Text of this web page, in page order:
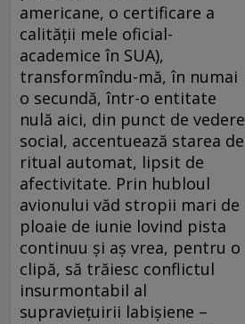
americane, o certificare a
calităţii mele oficial-
academice în SUA),
transformîndu-mă, în numai
o secundă, într-o entitate
nulă aici, din punct de vedere
social, accentuează starea de
ritual automat, lipsit de
afectivitate. Prin hubloul
avionului văd stropii mari de
ploaie de iunie lovind pista
continuu şi aş vrea, pentru o
clipă, să trăiesc conflictul
insurmontabil al
supravieţuirii labişiene –